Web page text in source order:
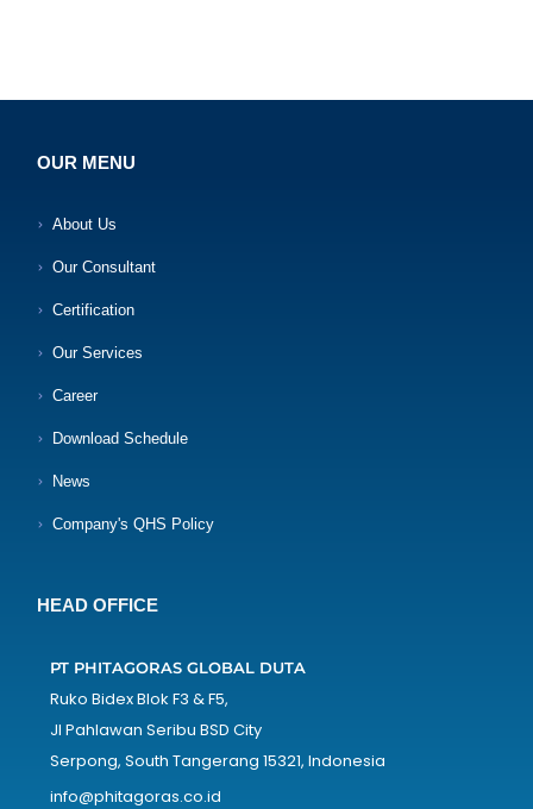
OUR MENU
About Us
Our Consultant
Certification
Our Services
Career
Download Schedule
News
Company's QHS Policy
HEAD OFFICE
PT PHITAGORAS GLOBAL DUTA
Ruko Bidex Blok F3 & F5,
Jl Pahlawan Seribu BSD City
Serpong, South Tangerang 15321, Indonesia
info@phitagoras.co.id